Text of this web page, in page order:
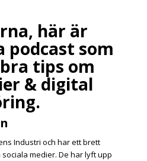
här är
podcast som
tips om
& digital
Industri och har ett brett
medier. De har lyft upp